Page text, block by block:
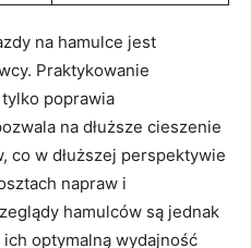
na hamulce jest
Praktykowanie
poprawia
na dłuższe ​cieszenie
co w dłuższej perspektywie
napraw⁣ i
hamulców ​są jednak
optymalną wydajność